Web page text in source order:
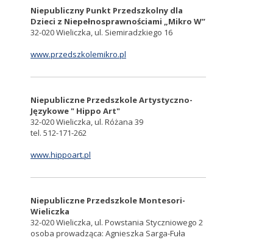
Niepubliczny Punkt Przedszkolny dla
Dzieci z Niepełnosprawnościami „Mikro W”
32-020 Wieliczka, ul. Siemiradzkiego 16
www.przedszkolemikro.pl
Niepubliczne Przedszkole Artystyczno-
Językowe " Hippo Art"
32-020 Wieliczka, ul. Różana 39
tel. 512-171-262
www.hippoart.pl
Niepubliczne Przedszkole Montesori-
Wieliczka
32-020 Wieliczka, ul. Powstania Styczniowego 2
osoba prowadząca: Agnieszka Sarga-Fuła